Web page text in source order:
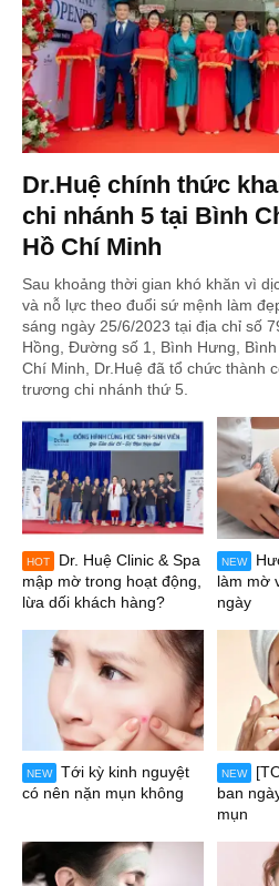
Dr.Huệ chính thức
chi nhánh 5 tại Bình
Hồ Chí Minh
Sau khoảng thời gian khó khăn vì
và nỗ lực theo đuổi sứ mệnh làm
sáng ngày 25/6/2023 tại địa chỉ số
Hồng, Đường số 1, Bình Hưng, Bình
Chí Minh, Dr.Huệ đã tổ chức thành
trương chi nhánh thứ 5.
HOT
Dr. Huệ Clinic & Spa
mập mờ trong hoạt động,
lừa dối khách hàng?
NEW
làm mờ
ngày
NEW
Tới kỳ kinh nguyệt
có nên nặn mụn không
NEW
ban
mụn